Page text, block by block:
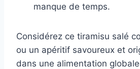
manque de temps.
Considérez ce tiramisu salé
ou un apéritif savoureux et
dans une alimentation